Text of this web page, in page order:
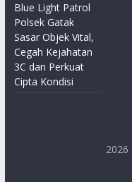
Blue Light Patrol
Polsek Gatak
Sasar Objek Vital,
Cegah Kejahatan
3C dan Perkuat
Cipta Kondisi
2026